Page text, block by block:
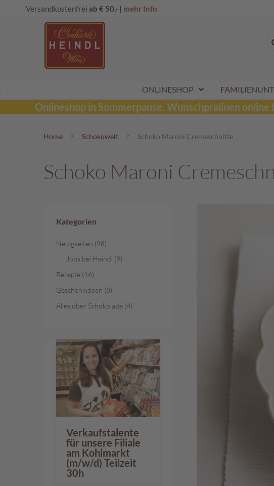
Versandkostenfrei ab € 50,- | mehr Info
Onlineshop
Schokolade
Wunschpraline
Sommerpralinen
Österreichische
Großpackungen
Familienunternehmen
ONLINESHOP
Onlineshop in Sommerpause. Wunschpralinen online
Home Schokowelt Schoko Maroni Cremeschnitte
Schoko Maroni
Kategorien
Neuigkeiten (98)
Jobs bei Heindl (9)
Rezepte (16)
Geschenkideen (8)
Alles über Schokolade (4)
Verkaufstalente
für unsere Filiale
am Kohlmarkt
(m/w/d) Teilzeit
30h